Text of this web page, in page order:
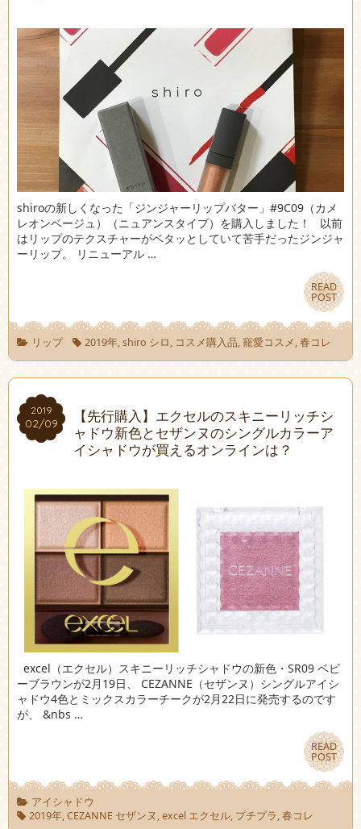
shiroの新しくなった「ジンジャーリップバター」#9C09（カメ
レオンベージュ）（ニュアンスタイプ）を購入しました！ 以前
はリップのテクスチャーがベタッとしていて苦手だったジンジャ
ーリップ。 リニューアル …
READ
POST
READ
POST
リップ 2019年,shiro シロ, コスメ購入品,寵愛コスメ,春コレ
2019
02/09
2019
02/09
【先行購入】エクセルのスキニーリッチシ
ャドウ新色とセザンヌのシングルカラーア
イシャドウが買えるオンラインは？
excel（エクセル）スキニーリッチシャドウの新色・SR09 ベビ
ーブラウンが2月19日、 CEZANNE（セザンヌ）シングルアイシ
ャドウ4色とミックスカラーチークが2月22日に発売するのです
が、 &nbs …
READ
POST
READ
POST
アイシャドウ
2019年,CEZANNE セザンヌ,excel エクセル, プチプラ,春コレ